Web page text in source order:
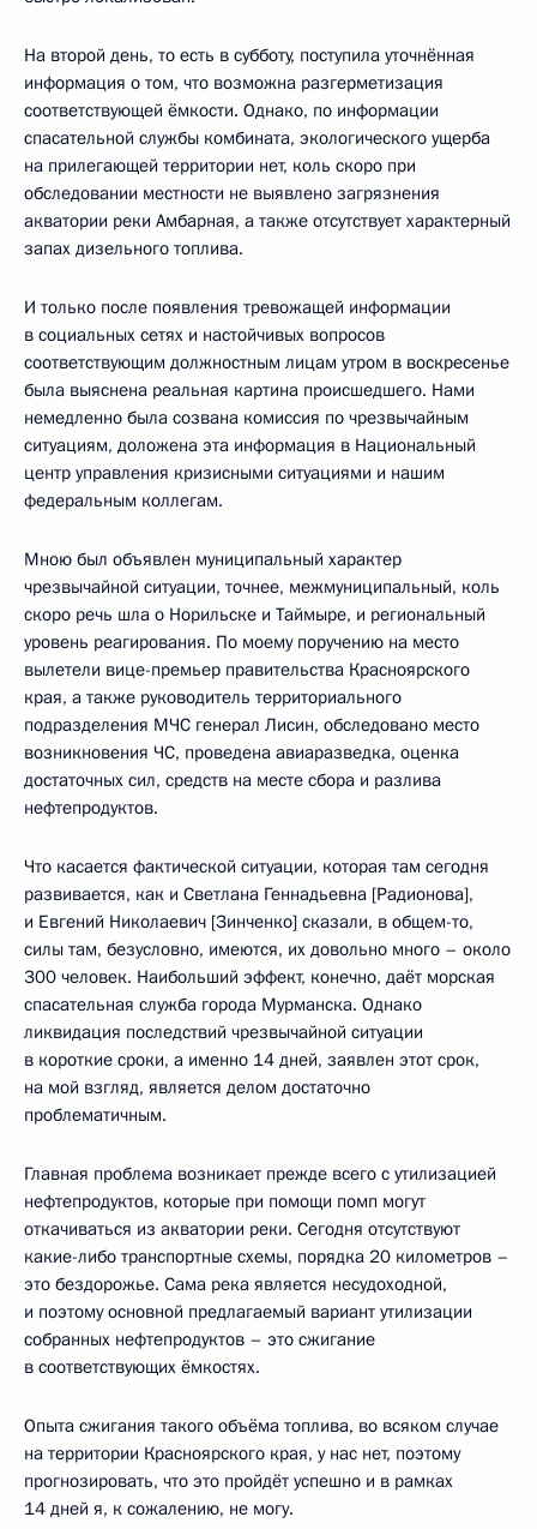
На второй день, то есть в субботу, поступила уточнённая
информация о том, что возможна разгерметизация
соответствующей ёмкости. Однако, по информации
спасательной службы комбината, экологического ущерба
на прилегающей территории нет, коль скоро при
обследовании местности не выявлено загрязнения
акватории реки Амбарная, а также отсутствует характерный
запах дизельного топлива.
И только после появления тревожащей информации
в социальных сетях и настойчивых вопросов
соответствующим должностным лицам утром в воскресенье
была выяснена реальная картина происшедшего. Нами
немедленно была созвана комиссия по чрезвычайным
ситуациям, доложена эта информация в Национальный
центр управления кризисными ситуациями и нашим
федеральным коллегам.
Мною был объявлен муниципальный характер
чрезвычайной ситуации, точнее, межмуниципальный, коль
скоро речь шла о Норильске и Таймыре, и региональный
уровень реагирования. По моему поручению на место
вылетели вице-премьер правительства Красноярского
края, а также руководитель территориального
подразделения МЧС генерал Лисин, обследовано место
возникновения ЧС, проведена авиаразведка, оценка
достаточных сил, средств на месте сбора и разлива
нефтепродуктов.
Что касается фактической ситуации, которая там сегодня
развивается, как и Светлана Геннадьевна [Радионова],
и Евгений Николаевич [Зинченко] сказали, в общем-то,
силы там, безусловно, имеются, их довольно много – около
300 человек. Наибольший эффект, конечно, даёт морская
спасательная служба города Мурманска. Однако
ликвидация последствий чрезвычайной ситуации
в короткие сроки, а именно 14 дней, заявлен этот срок,
на мой взгляд, является делом достаточно
проблематичным.
Главная проблема возникает прежде всего с утилизацией
нефтепродуктов, которые при помощи помп могут
откачиваться из акватории реки. Сегодня отсутствуют
какие-либо транспортные схемы, порядка 20 километров –
это бездорожье. Сама река является несудоходной,
и поэтому основной предлагаемый вариант утилизации
собранных нефтепродуктов – это сжигание
в соответствующих ёмкостях.
Опыта сжигания такого объёма топлива, во всяком случае
на территории Красноярского края, у нас нет, поэтому
прогнозировать, что это пройдёт успешно и в рамках
14 дней я, к сожалению, не могу.